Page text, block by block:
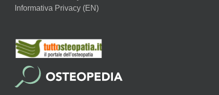
Informativa Privacy (EN)